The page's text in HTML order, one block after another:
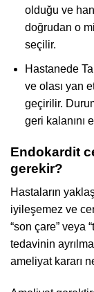
olduğu ve
doğrudan o
seçilir.
Hastanede
ve olası yan
geçirilir.
geri kalanını
Endokardit
gerekir?
Hastaların
iyileşemez ve
“son çare” veya
tedavinin
ameliyat kararı